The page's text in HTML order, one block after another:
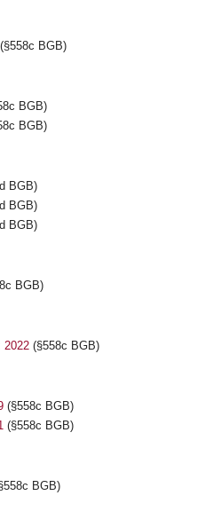
(§558c BGB)
BGB)
BGB)
BGB)
BGB)
BGB)
BGB)
2022(§558c BGB)
(§558c BGB)
(§558c BGB)
BGB)